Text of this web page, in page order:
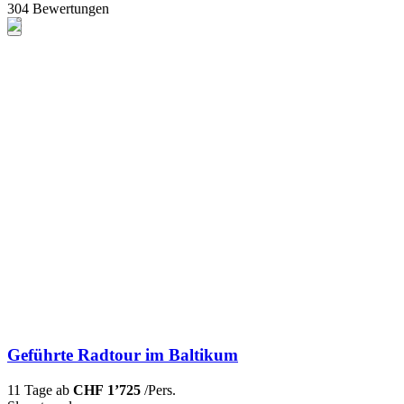
304 Bewertungen
Geführte Radtour im Baltikum
11 Tage ab CHF 1’725 /Pers.